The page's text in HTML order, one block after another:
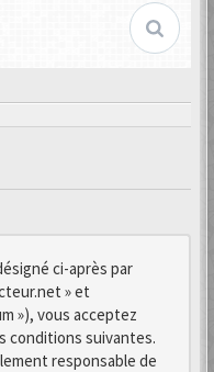
ci-après par
» et
»), vous acceptez
conditions suivantes.
responsable de